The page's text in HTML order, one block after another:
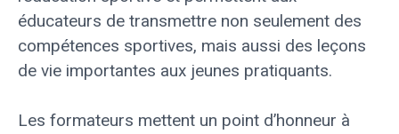
éducateurs de transmettre non seulement des
compétences sportives, mais aussi des leçons
de vie importantes aux jeunes pratiquants.
Les formateurs mettent un point d’honneur à